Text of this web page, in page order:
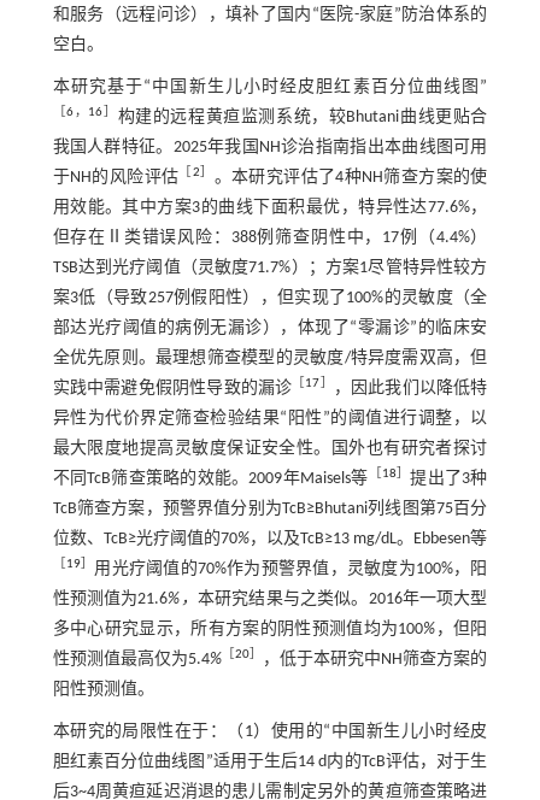
和服务（远程问诊），填补了国内“医院-家庭”防治体系的
空白。
本研究基于“中国新生儿小时经皮胆红素百分位曲线图”
［6， 16
构建的远程黄疸监测系统，较Bhutani曲线更贴合
我国人群特征。2025年我国NH诊治指南指出本曲线图可用
于NH的风险评估
2
。本研究评估了4种NH筛查方案的使
用效能。其中方案3的曲线下面积最优，特异性达77.6%，
但存在Ⅱ类错误风险：388例筛查阴性中，17例（4.4%）
TSB达到光疗阈值（灵敏度71.7%）；方案1尽管特异性较方
案3低（导致257例假阳性），但实现了100%的灵敏度（全
部达光疗阈值的病例无漏诊），体现了“零漏诊”的临床安
全优先原则。最理想筛查模型的灵敏度/特异度需双高，但
实践中需避免假阴性导致的漏诊
17
，因此我们以降低特
异性为代价界定筛查检验结果“阳性”的阈值进行调整，以
最大限度地提高灵敏度保证安全性。国外也有研究者探讨
不同TcB筛查策略的效能。2009年Maisels等
18 ］提出了3种
TcB筛查方案，预警界值分别为TcB≥Bhutani列线图第75百分
位数、TcB≥光疗阈值的70%，以及TcB≥13 mg/dL。Ebbesen等
19］ 用光疗阈值的70%作为预警界值，灵敏度为100%，阳
性预测值为21.6%， 本研究结果与之类似。2016年一项大型
多中心研究显示，所有方案的阴性预测值均为100% ，但阳
性预测值最高仅为5.4%［ 20］
，低于本研究中NH筛查方案的
阳性预测值。
本研究的局限性在于：（1）使用的“中国新生儿小时经皮
胆红素百分位曲线图”适用于生后14 d内的TcB评估，对于生
后3~4周黄疸延迟消退的患儿需制定另外的黄疸筛查策略进